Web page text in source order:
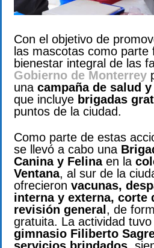
Con el objetivo de
las mascotas como parte
bienestar integral de las
Gobierno de Monterrey
una campaña de salud
que incluye brigadas
puntos de la ciudad.
Como parte de estas
se llevó a cabo una
Canina y Felinaen la
Ventana, al sur de la
ofrecieron vacunas,
interna y externa, corte
revisión general , de
gratuita. La actividad tuvo
gimnasio Filiberto